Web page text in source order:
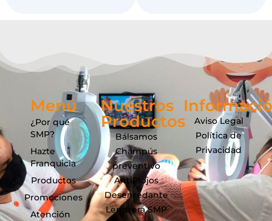
Menú
¿Por qué
SMP?
Hazte
Franquicia
Productos
Promociones
Atención
Nuestros
Productos
Bálsamos
Champús
preventivo
AntiPiojos
Desenredante
Lendrera SMP
Aviso Legal
Política de
Privacidad